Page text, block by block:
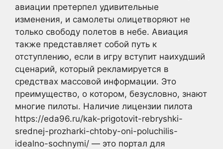
авиации претерпел удивительные
изменения, и самолеты олицетворяют не
только свободу полетов в небе. Авиация
также представляет собой путь к
отступлению, если в игру вступит наихудший
сценарий, который рекламируется в
средствах массовой информации. Это
преимущество, о котором, безусловно, знают
многие пилоты. Наличие лицензии пилота
https://eda96.ru/kak-prigotovit-rebryshki-
srednej-prozharki-chtoby-oni-poluchilis-
idealno-sochnymi/ — это портал для